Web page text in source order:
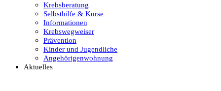
Krebsberatung
Selbsthilfe & Kurse
Informationen
Krebswegweiser
Prävention
Kinder und Jugendliche
Angehörigenwohnung
Aktuelles